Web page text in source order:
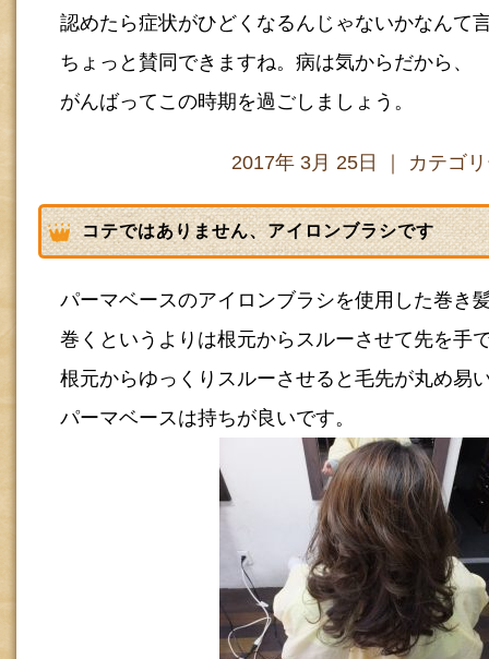
認めたら症状がひどくなるんじゃないかなんて
ちょっと賛同できますね。病は気からだから、
がんばってこの時期を過ごしましょう。
2017年 3月 25日 ｜ カテゴ
コテではありません、アイロンブラシです
パーマベースのアイロンブラシを使用した巻き
巻くというよりは根元からスルーさせて先を手
根元からゆっくりスルーさせると毛先が丸め易
パーマベースは持ちが良いです。